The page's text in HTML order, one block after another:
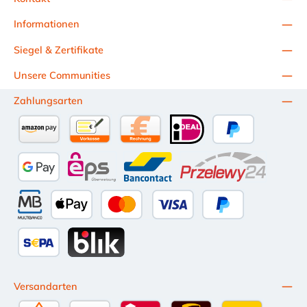
Informationen
Unsere Communities
Siegel & Zertifikate
Zahlungsarten
PayPal
Kauf auf Rechnung (10 Tage Netto)
Google Pay eps Bancontact Przelewy24
MultibancoApple Pay
Amazon Pay Vorkasse per Überweisung
Versandarten